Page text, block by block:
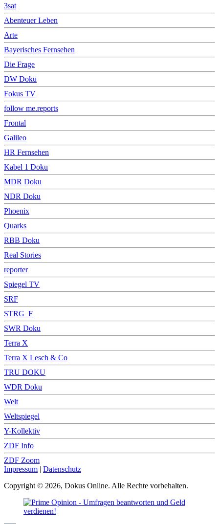
3sat
Abenteuer Leben
Arte
Bayerisches Fernsehen
Die Frage
DW Doku
Fokus TV
follow me.reports
Frontal
Galileo
HR Fernsehen
Kabel 1 Doku
MDR Doku
NDR Doku
Phoenix
Quarks
RBB Doku
Real Stories
reporter
Spiegel TV
SRF
STRG_F
SWR Doku
Terra X
Terra X Lesch & Co
TRU DOKU
WDR Doku
Welt
Weltspiegel
Y-Kollektiv
ZDF Info
ZDF Zoom
Impressum | Datenschutz
Copyright © 2026, Dokus Online. Alle Rechte vorbehalten.